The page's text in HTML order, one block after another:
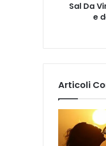
legameSal Da
e
Articoli